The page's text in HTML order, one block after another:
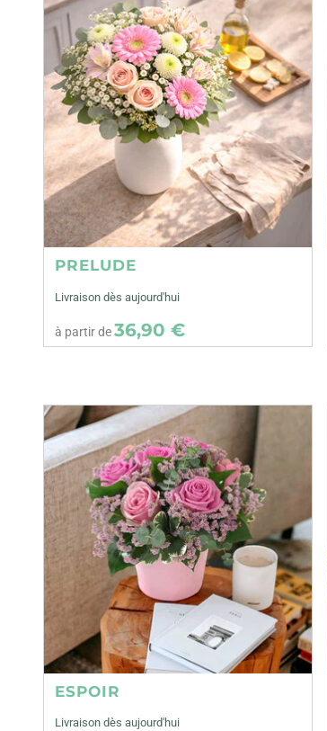
PRELUDE
Livraison dès aujourd'hui
à partir de36,90 €
ESPOIR
Livraison dès aujourd'hui